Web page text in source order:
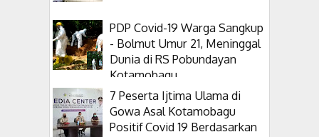
PDP Covid-19 Warga Sangkup
- Bolmut Umur 21, Meninggal
Dunia di RS Pobundayan
Kotamobagu
7 Peserta Ijtima Ulama di
Gowa Asal Kotamobagu
Positif Covid 19 Berdasarkan